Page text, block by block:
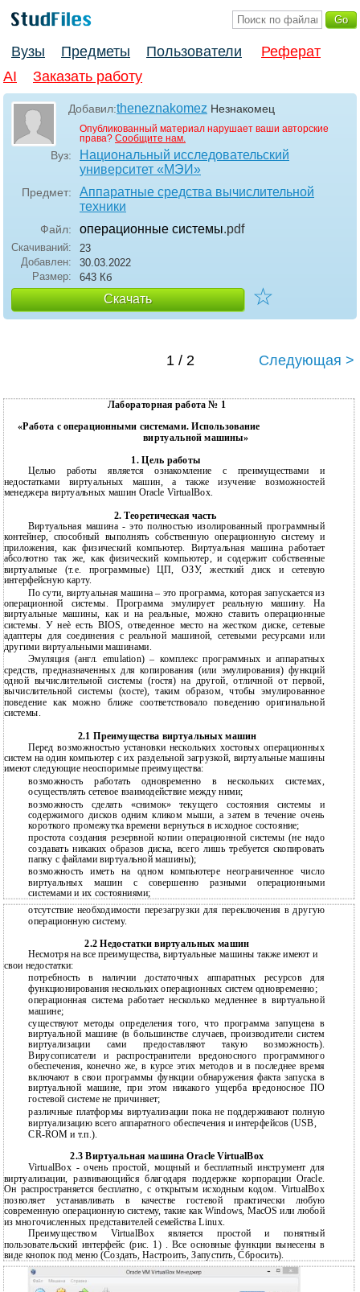
Вузы Предметы Пользователи
Реферат
AI
Заказать работу
Добавил:theneznakomez Незнакомец
Опубликованный материал нарушает ваши авторские
права? Сообщите нам.
Вуз:
Национальный исследовательский
университет «МЭИ»
Предмет:
Аппаратные средства вычислительной
техники
Файл: операционные системы.pdf
Скачиваний:
23
Добавлен:
30.03.2022
Размер:
643 Кб
Скачать ☆
1 / 2 Следующая >
Лабораторная работа № 1
«Работа с операционными системами. Использование
виртуальной машины»
1. Цель работы
Целью работы является ознакомление с преимуществами и
недостатками виртуальных машин, а также изучение возможностей
менеджера виртуальных машин Oracle VirtualBox.
2. Теоретическая часть
Виртуальная машина - это полностью изолированный программный
контейнер, способный выполнять собственную операционную систему и
приложения, как физический компьютер. Виртуальная машина работает
абсолютно так же, как физический компьютер, и содержит собственные
виртуальные (т.е. программные) ЦП, ОЗУ, жесткий диск и сетевую
интерфейсную карту.
По сути, виртуальная машина – это программа, которая запускается из
операционной системы. Программа эмулирует реальную машину. На
виртуальные машины, как и на реальные, можно ставить операционные
системы. У неѐ есть BIOS, отведенное место на жестком диске, сетевые
адаптеры для соединения с реальной машиной, сетевыми ресурсами или
другими виртуальными машинами.
Эмуляция (англ. emulation) – комплекс программных и аппаратных
средств, предназначенных для копирования (или эмулирования) функций
одной вычислительной системы (гостя) на другой, отличной от первой,
вычислительной системы (хосте), таким образом, чтобы эмулированное
поведение как можно ближе соответствовало поведению оригинальной
системы.
2.1 Преимущества виртуальных машин
Перед возможностью установки нескольких хостовых операционных
систем на один компьютер с их раздельной загрузкой, виртуальные машины
имеют следующие неоспоримые преимущества:
возможность работать одновременно в нескольких системах,
осуществлять сетевое взаимодействие между ними;
возможность сделать «снимок» текущего состояния системы и
содержимого дисков одним кликом мыши, а затем в течение очень
короткого промежутка времени вернуться в исходное состояние;
простота создания резервной копии операционной системы (не надо
создавать никаких образов диска, всего лишь требуется скопировать
папку с файлами виртуальной машины);
возможность иметь на одном компьютере неограниченное число
виртуальных машин с совершенно разными операционными
системами и их состояниями;
отсутствие необходимости перезагрузки для переключения в другую
операционную систему.
2.2 Недостатки виртуальных машин
Несмотря на все преимущества, виртуальные машины также имеют и
свои недостатки:
потребность в наличии достаточных аппаратных ресурсов для
функционирования нескольких операционных систем одновременно;
операционная система работает несколько медленнее в виртуальной
машине;
существуют методы определения того, что программа запущена в
виртуальной машине (в большинстве случаев, производители систем
виртуализации сами предоставляют такую возможность).
Вирусописатели и распространители вредоносного программного
обеспечения, конечно же, в курсе этих методов и в последнее время
включают в свои программы функции обнаружения факта запуска в
виртуальной машине, при этом никакого ущерба вредоносное ПО
гостевой системе не причиняет;
различные платформы виртуализации пока не поддерживают полную
виртуализацию всего аппаратного обеспечения и интерфейсов (USB,
CR-ROM и т.п.).
2.3 Виртуальная машина Oracle VirtualBox
VirtualBox - очень простой, мощный и бесплатный инструмент для
виртуализации, развивающийся благодаря поддержке корпорации Oracle.
Он распространяется бесплатно, с открытым исходным кодом. VirtualBox
позволяет устанавливать в качестве гостевой практически любую
современную операционную систему, такие как Windows, MacOS или любой
из многочисленных представителей семейства Linux.
Преимуществом VirtualBox является простой и понятный
пользовательский интерфейс (рис. 1) . Все основные функции вынесены в
виде кнопок под меню (Создать, Настроить, Запустить, Сбросить).